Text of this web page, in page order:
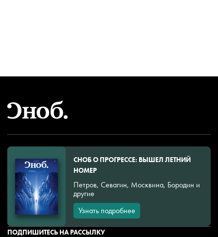
СНОБ О ПРОГРЕССЕ: ВЫШЕЛ ЛЕТНИЙ
НОМЕР
Петров, Севагин, Москвина, Бородин и
другие
Узнать подробнее
ПОДПИШИТЕСЬ НА РАССЫЛКУ